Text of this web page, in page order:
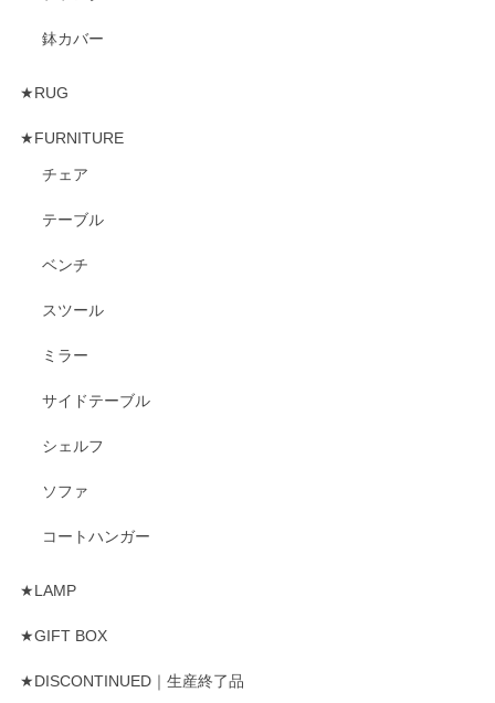
鉢カバー
★RUG
★FURNITURE
チェア
テーブル
ベンチ
スツール
ミラー
サイドテーブル
シェルフ
ソファ
コートハンガー
★LAMP
★GIFT BOX
★DISCONTINUED｜生産終了品